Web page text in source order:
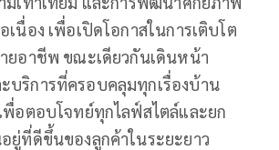
เนื่อง เพื่อเปิดโอกาสในการเติบโต
ยอาชีพ ขณะเดียวกันเดินหน้า
ริการที่ครอบคลุมทุกเรื่องบ้าน
พื่อตอบโจทย์ทุกไลฟ์สไตล์และยก
ยู่ที่ดีขึ้นของลูกค้าในระยะยาว